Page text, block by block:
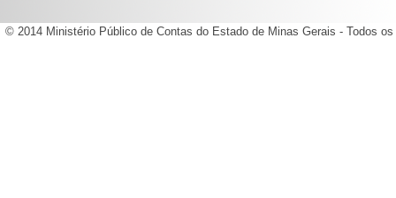
© 2014 Ministério Público de Contas do Estado de Minas Gerais - Todos